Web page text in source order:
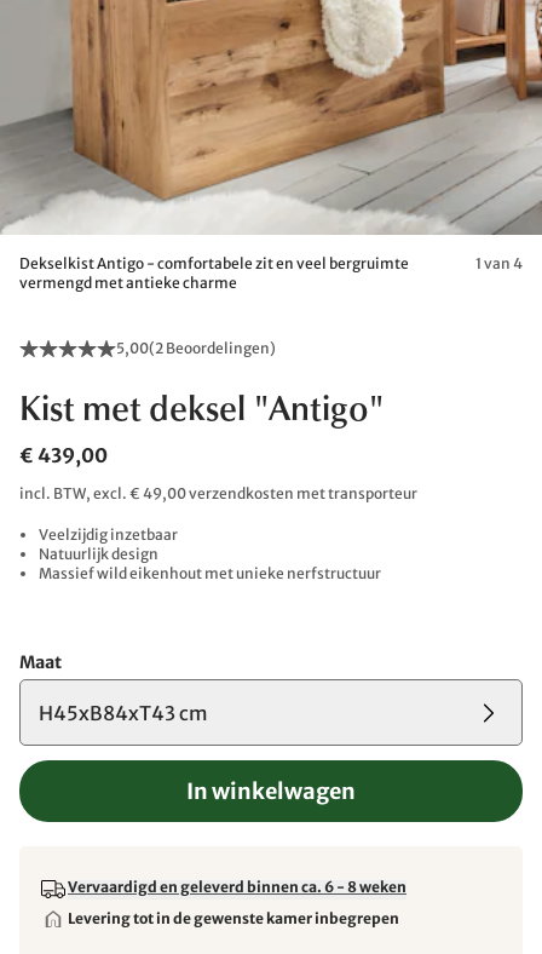
Dekselkist Antigo - comfortabele zit en veel bergruimte
vermengd met antieke charme
1 van 4
5,00(2 Beoordelingen)
Kist met deksel "Antigo"
€ 439,00
incl. BTW, excl. € 49,00 verzendkosten met transporteur
Veelzijdig inzetbaar
Natuurlijk design
Massief wild eikenhout met unieke nerfstructuur
Maat
H45xB84xT43 cm
In winkelwagen
Vervaardigd en geleverd binnen ca. 6 - 8 weken
Levering tot in de gewenste kamer inbegrepen